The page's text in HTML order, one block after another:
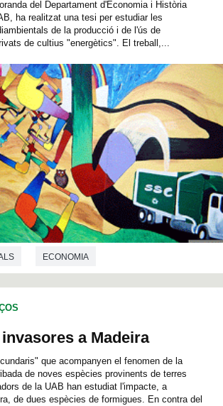
del Departament d'Economia i Història
ha realitzat una tesi per estudiar les
de la producció i de l'ús de
de cultius "energètics". El treball,...
ECONOMIA
a Madeira
que acompanyen el fenomen de la
de noves espècies provinents de terres
de la UAB han estudiat l'impacte, a
de dues espècies de formigues. En contra del